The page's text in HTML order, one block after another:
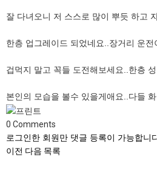
잘 다녀오니 저 스스로 많이 뿌듯 하고
한층 업그레이드 되었네요..장거리 운전
겁먹지 말고 꼭들 도전해보세요..한층
본인의 모습을 볼수 있을게애요..다들
0 Comments
로그인한 회원만 댓글 등록이 가능합니
이전 다음 목록